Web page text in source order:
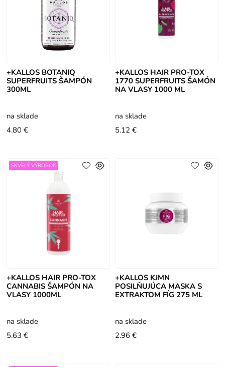
+KALLOS BOTANIQ
SUPERFRUITS ŠAMPÓN
300ML
na sklade
4.80 €
+KALLOS HAIR PRO-TOX
1770 SUPERFRUITS ŠAMÓN
NA VLASY 1000 ML
na sklade
5.12 €
+KALLOS HAIR PRO-TOX
CANNABIS ŠAMPÓN NA
VLASY 1000ML
SKVELÝ VÝROBOK
na sklade
5.63 €
+KALLOS KJMN
POSILŇUJÚCA MASKA S
EXTRAKTOM FÍG 275 ML
na sklade
2.96 €